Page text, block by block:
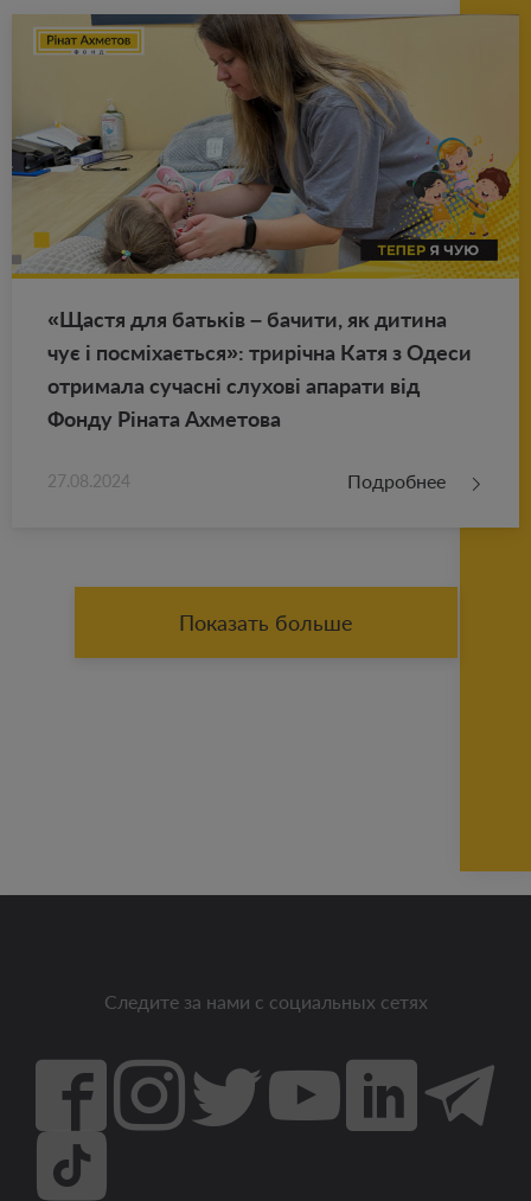
«Щастя для батьків – ба­чи­ти, як ди­ти­на
чує і посміхається»: трирічна Катя з Одеси
от­ри­ма­ла су­часні слу­хові апа­ра­ти від
Фонду Ріната Ах­ме­то­ва
27.08.2024 Подробнее
Показать больше
Следите за нами с социальных сетях